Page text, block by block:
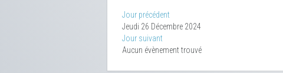
Jour précédent
Jeudi 26 Décembre 2024
Jour suivant
Aucun évènement trouvé